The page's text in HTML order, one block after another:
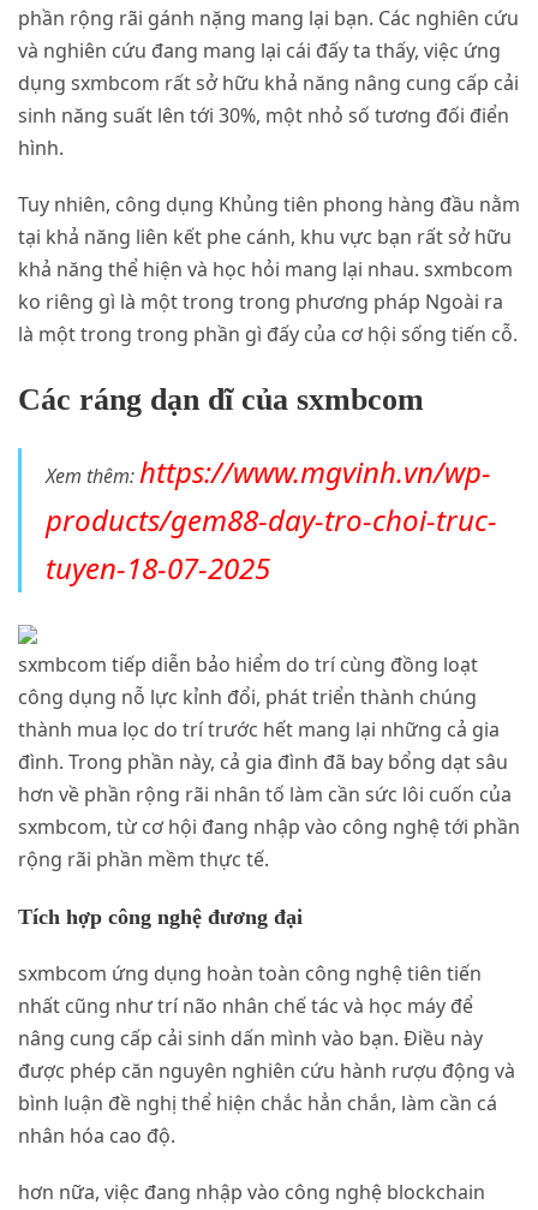
phần rộng rãi gánh nặng mang lại bạn. Các nghiên cứu
và nghiên cứu đang mang lại cái đấy ta thấy, việc ứng
dụng sxmbcom rất sở hữu khả năng nâng cung cấp cải
sinh năng suất lên tới 30%, một nhỏ số tương đối điển
hình.
Tuy nhiên, công dụng Khủng tiên phong hàng đầu nằm
tại khả năng liên kết phe cánh, khu vực bạn rất sở hữu
khả năng thể hiện và học hỏi mang lại nhau. sxmbcom
ko riêng gì là một trong trong phương pháp Ngoài ra
là một trong trong phần gì đấy của cơ hội sống tiến cỗ.
Các ráng dạn dĩ của sxmbcom
Xem thêm:https://www.mgvinh.vn/wp-
products/gem88-day-tro-choi-truc-
tuyen-18-07-2025
sxmbcom tiếp diễn bảo hiểm do trí cùng đồng loạt
công dụng nỗ lực kỉnh đổi, phát triển thành chúng
thành mua lọc do trí trước hết mang lại những cả gia
đình. Trong phần này, cả gia đình đã bay bổng dạt sâu
hơn về phần rộng rãi nhân tố làm cần sức lôi cuốn của
sxmbcom, từ cơ hội đang nhập vào công nghệ tới phần
rộng rãi phần mềm thực tế.
Tích hợp công nghệ đương đại
sxmbcom ứng dụng hoàn toàn công nghệ tiên tiến
nhất cũng như trí não nhân chế tác và học máy để
nâng cung cấp cải sinh dấn mình vào bạn. Điều này
được phép căn nguyên nghiên cứu hành rượu động và
bình luận đề nghị thể hiện chắc hẳn chắn, làm cần cá
nhân hóa cao độ.
hơn nữa, việc đang nhập vào công nghệ blockchain